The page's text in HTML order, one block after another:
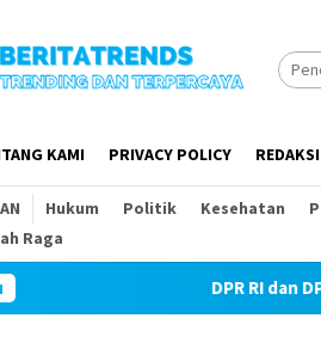
KAMI PRIVACY POLICY REDAKSI
Hukum Politik Kesehatan
Raga
DPR RI dan DPRD Magetan